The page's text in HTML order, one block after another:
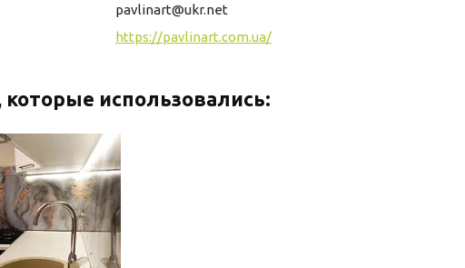
pavlinart@ukr.net
https://pavlinart.com.ua/